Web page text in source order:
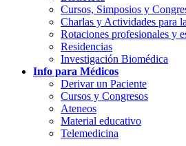
Cursos, Simposios y
Charlas y Actividades para
Rotaciones profesionales y
Residencias
Investigación Biomédica
Info para Médicos
Derivar un Paciente
Cursos y Congresos
Ateneos
Material educativo
Telemedicina